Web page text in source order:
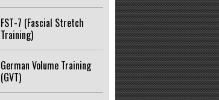
FST-7 (Fascial Stretch
Training)
German Volume Training
(GVT)